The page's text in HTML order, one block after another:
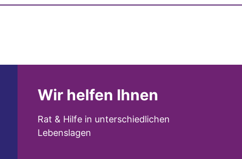
Wir helfen Ihnen
Rat & Hilfe in unterschiedlichen
Lebenslagen